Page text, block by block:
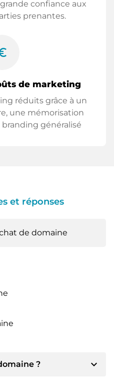
confiance aux
prenantes.
de marketing
réduits grâce à un
une mémorisation
généralisé
et réponses
de domaine
? expand_more